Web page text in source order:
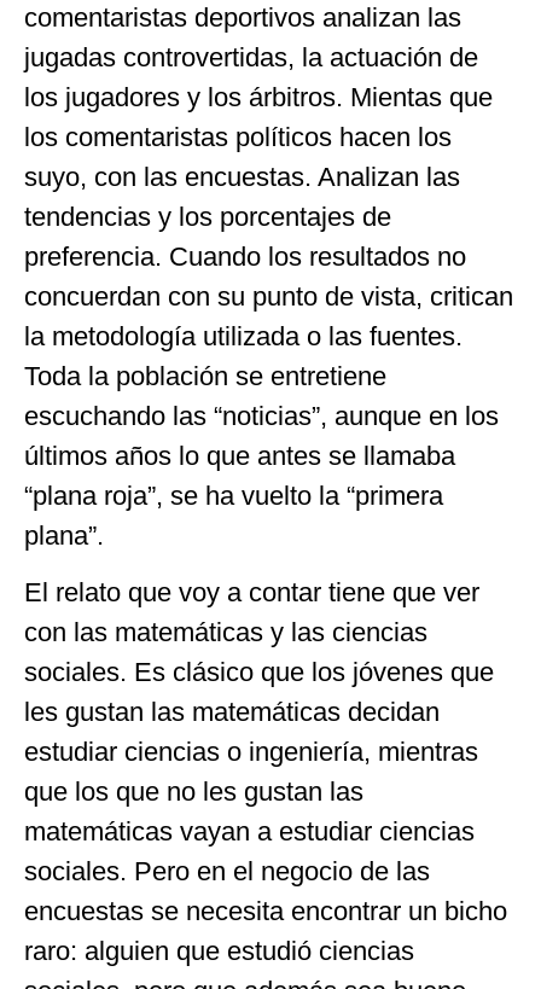
comentaristas deportivos analizan las
jugadas controvertidas, la actuación de
los jugadores y los árbitros. Mientas que
los comentaristas políticos hacen los
suyo, con las encuestas. Analizan las
tendencias y los porcentajes de
preferencia. Cuando los resultados no
concuerdan con su punto de vista, critican
la metodología utilizada o las fuentes.
Toda la población se entretiene
escuchando las “noticias”, aunque en los
últimos años lo que antes se llamaba
“plana roja”, se ha vuelto la “primera
plana”.
El relato que voy a contar tiene que ver
con las matemáticas y las ciencias
sociales. Es clásico que los jóvenes que
les gustan las matemáticas decidan
estudiar ciencias o ingeniería, mientras
que los que no les gustan las
matemáticas vayan a estudiar ciencias
sociales. Pero en el negocio de las
encuestas se necesita encontrar un bicho
raro: alguien que estudió ciencias